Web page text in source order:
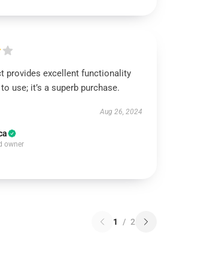
provides excellent functionality
use; it’s a superb purchase.
Aug 26, 2024
owner
1 / 2